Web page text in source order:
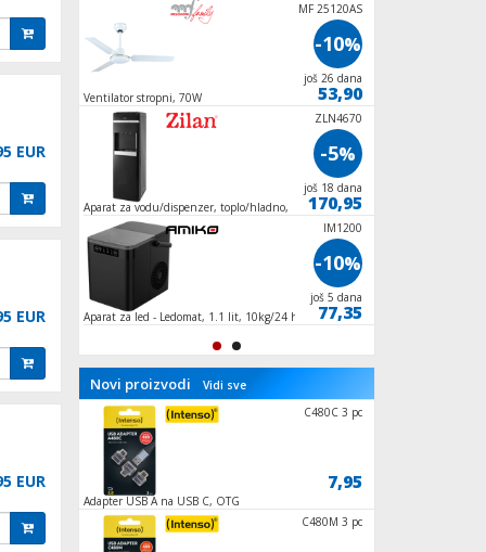
EUR
EUR
EUR
1
-20
još 18 dana
Ventilator stropni, 70W
MF 25120AS
-10%
još 26 dana
53,90
Aparat za vodu/dispenzer, toplo/hladno,
500/85W
ZLN4670
-5%
još 18 dana
170,95
Aparat za led - Ledomat, 1.1 lit, 10kg/24 h,
IM1200
-10%
još 5 dana
77,35
Novi proizvodi Vidi sve
49,95
SA 2000Qi
Adapter USB A na USB C, OTG
C480C 3 pc
7,95
C480M 3 pc